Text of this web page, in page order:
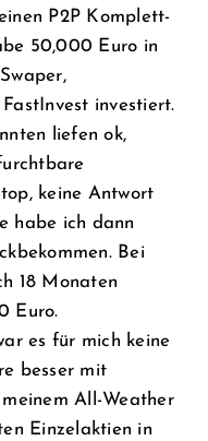
P2P Komplett-
50,000 Euro in
investiert.
liefen ok,
keine Antwort
habe ich dann
Bei
18 Monaten
Euro.
es für mich keine
besser mit
All-Weather
Einzelaktien in